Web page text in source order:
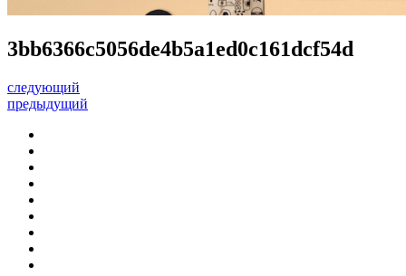
3bb6366c5056de4b5a1ed0c161dcf54d
следующий
предыдущий